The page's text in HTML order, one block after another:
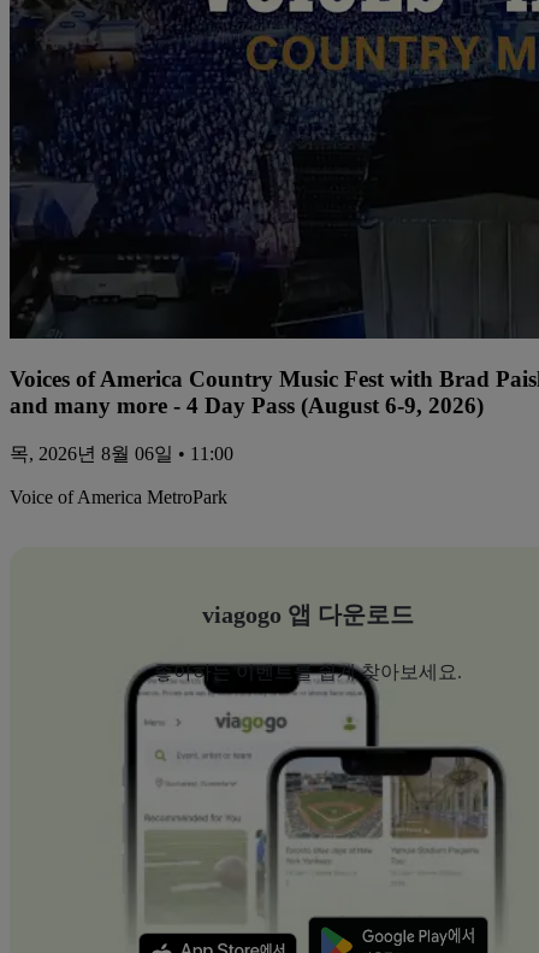
Voices of America Country Music Fest with Brad
and many more - 4 Day Pass (August 6-9, 2026)
목, 2026년 8월 06일 • 11:00
Voice of America MetroPark
viagogo 앱 다운로드
좋아하는 이벤트를 쉽게 찾아보세요.